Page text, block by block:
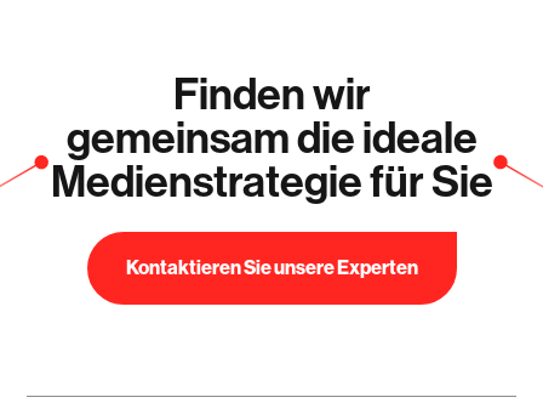
Finden wir
gemeinsam die ideale
Medienstrategie für Sie
Kontaktieren Sie unsere Experten